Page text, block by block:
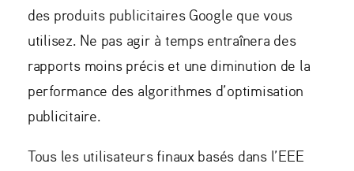
des produits publicitaires Google que vous
utilisez. Ne pas agir à temps entraînera des
rapports moins précis et une diminution de la
performance des algorithmes d’optimisation
publicitaire.
Tous les utilisateurs finaux basés dans l’EEE